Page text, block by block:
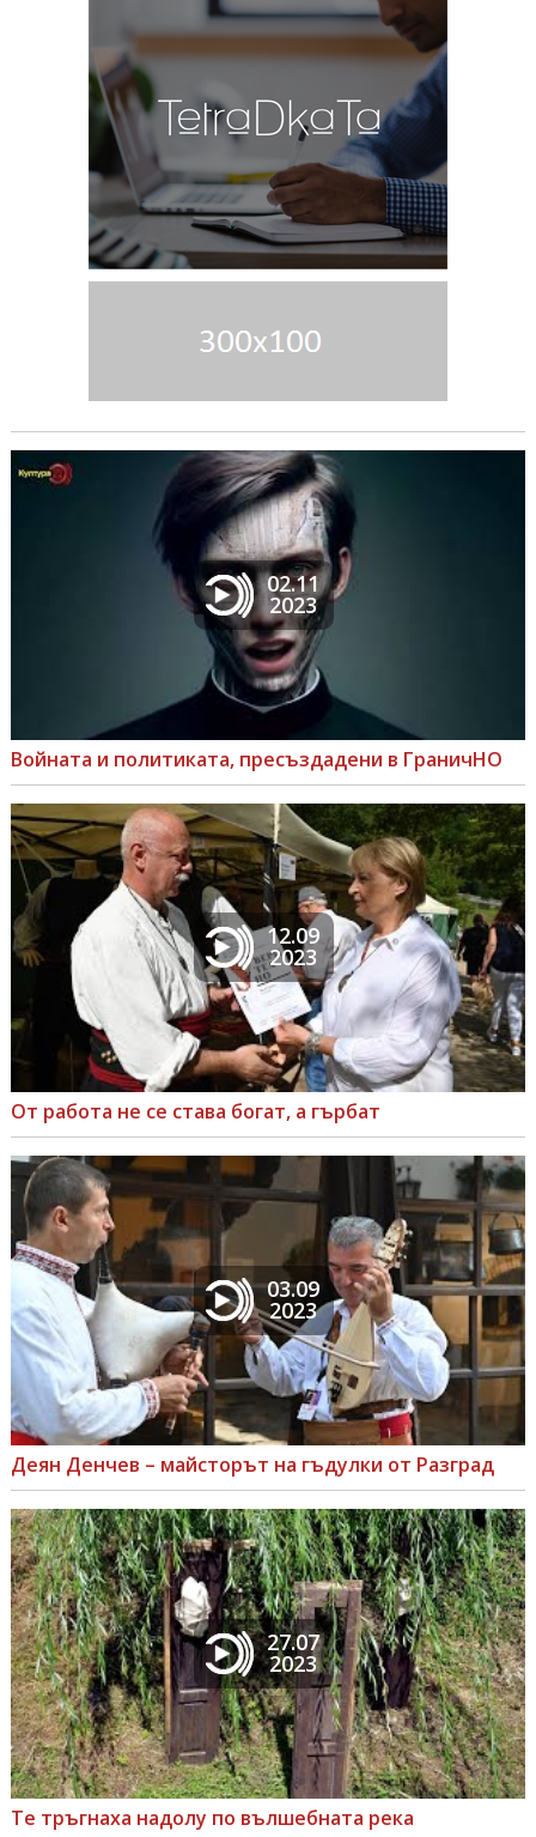
02.11
2023
Войната и политиката, пресъздадени в ГраничНО
12.09
2023
От работа не се става богат, а гърбат
03.09
2023
Деян Денчев – майсторът на гъдулки от Разград
27.07
2023
Те тръгнаха надолу по вълшебната река